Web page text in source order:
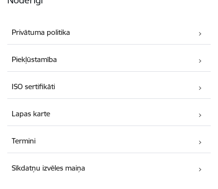
Privātuma politika
Piekļūstamība
ISO sertifikāti
Lapas karte
Termini
Sīkdatņu izvēles maiņa